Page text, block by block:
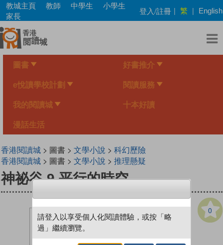
Skip
main
content
教城主頁 教師 中學生
小學生
家長
登入/註冊 | 繁 | English
圖書 好書推介
e悅讀學校計劃 閱讀服務
我的閱讀城 十本好讀
漫話生活
香港閱讀城> 圖書 > 文學小說 > 科幻歷險
香港閱讀城> 圖書 > 文學小說 > 推理懸疑
神祕谷 9 平行的時空
0
請登入以享受個人化閱讀體驗，或按「略
過」繼續瀏覽。